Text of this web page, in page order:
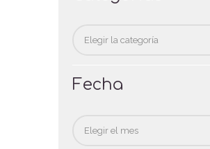
Fecha